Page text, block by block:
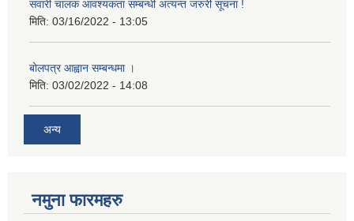
सवारी चालक आवश्यकता सम्बन्धी अत्यन्त जरुरी सूचना !
मिति: 03/16/2022 - 13:05
बोलपत्र आह्वान सम्बन्धमा ।
मिति: 03/02/2022 - 14:08
अन्य
नमुना फारमहरु